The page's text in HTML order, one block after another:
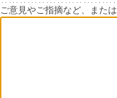
ご意見やご指摘など、また